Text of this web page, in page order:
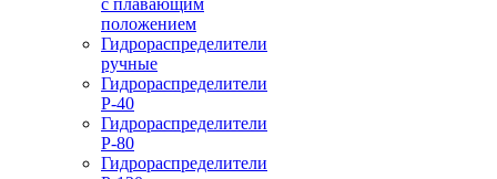
с плавающим
положением
Гидрораспределители
ручные
Гидрораспределители
Р-40
Гидрораспределители
Р-80
Гидрораспределители